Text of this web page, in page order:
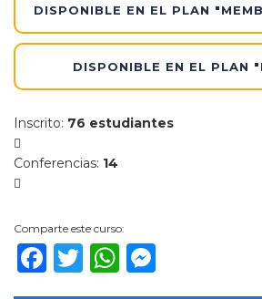
DISPONIBLE EN EL PLAN
DISPONIBLE EN EL PLAN
Inscrito: 76 estudiantes
Conferencias: 14
Comparte este curso:
Facebook
TwitterWhatsApp